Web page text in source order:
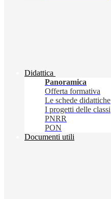
Didattica
Panoramica
Offerta formativa
Le schede didattiche
I progetti delle classi
PNRR
PON
Documenti utili